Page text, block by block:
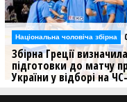
Національна чоловіча збірна
Збірна Греції
підготовки до матчу
України у відборі на
Суперник України у